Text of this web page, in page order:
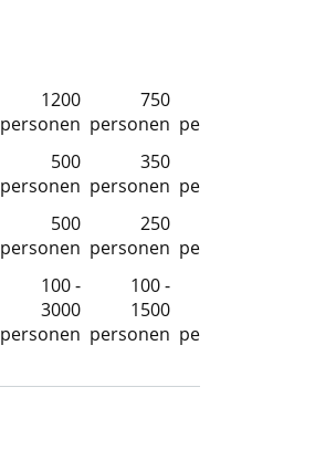
1200
personen
750
personen personen
500
personen
350
personen personen
500
personen
250
personen personen
100 -
3000
personen
100 -
1500
personen personen